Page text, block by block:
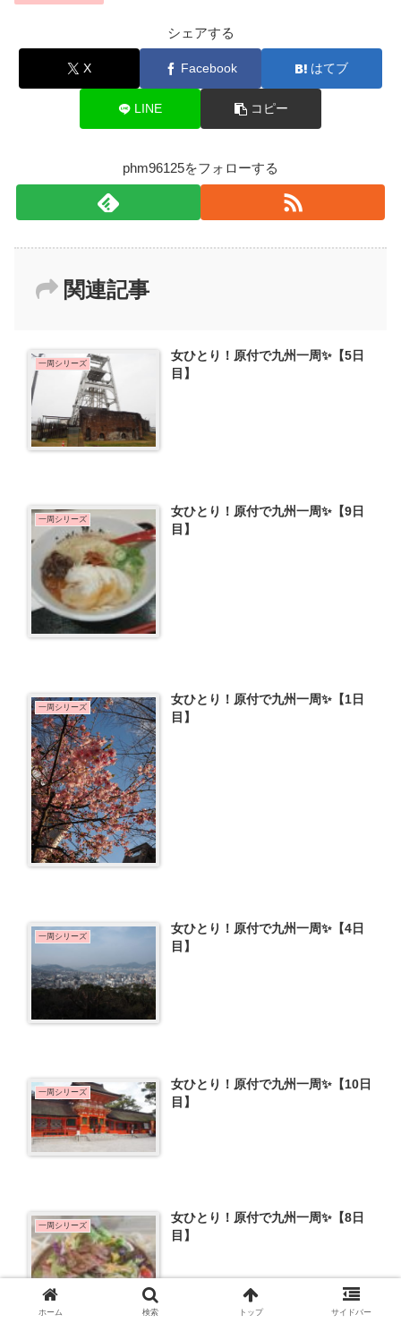
シェアする
X Facebook はてブ
LINE コピー
phm96125をフォローする
関連記事
一周シリーズ
女ひとり！原付で九州一周✨【5日
目】
一周シリーズ
女ひとり！原付で九州一周✨【9日
目】
一周シリーズ
女ひとり！原付で九州一周✨【1日
目】
一周シリーズ
女ひとり！原付で九州一周✨【4日
目】
一周シリーズ
女ひとり！原付で九州一周✨【10日
目】
一周シリーズ
女ひとり！原付で九州一周✨【8日
目】
ホーム 検索 トップ サイドバー